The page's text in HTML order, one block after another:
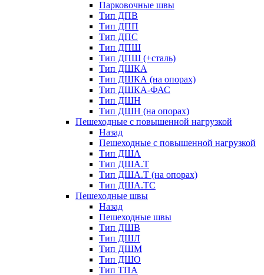
Парковочные швы
Тип ДПВ
Тип ДПП
Тип ДПС
Тип ДПШ
Тип ДПШ (+сталь)
Тип ДШКА
Тип ДШКА (на опорах)
Тип ДШКА-ФАС
Тип ДШН
Тип ДШН (на опорах)
Пешеходные с повышенной нагрузкой
Назад
Пешеходные с повышенной нагрузкой
Тип ДША
Тип ДША.Т
Тип ДША.Т (на опорах)
Тип ДША.ТС
Пешеходные швы
Назад
Пешеходные швы
Тип ДШВ
Тип ДШЛ
Тип ДШМ
Тип ДШО
Тип ТПА